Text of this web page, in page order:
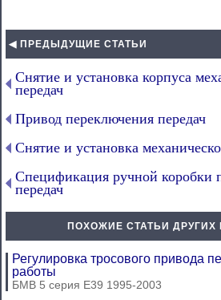
◀ ПРЕДЫДУЩИЕ СТАТЬИ
Снятие и установка корпуса
передач
Привод переключения передач
Снятие и установка
Спецификация ручной коробки
передач
ПОХОЖИЕ СТАТЬИ ДРУГИХ
Регулировка тросового привода
работы
БМВ 5 серия Е39 1995-2003